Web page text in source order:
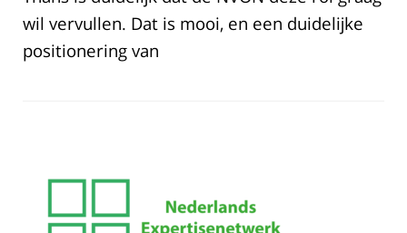
wil vervullen. Dat is mooi, en een duidelijke
positionering van